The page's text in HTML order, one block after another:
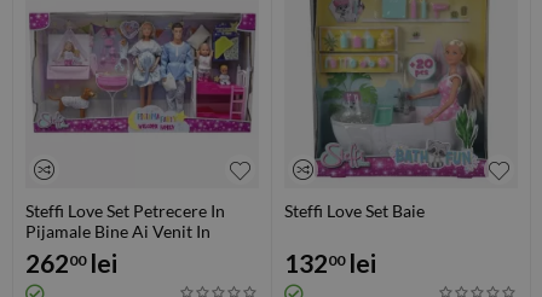
Steffi Love Set Petrecere In
Pijamale Bine Ai Venit In
Familie Cu Accesorii
26200 lei
Steffi Love Set Baie
13200 lei